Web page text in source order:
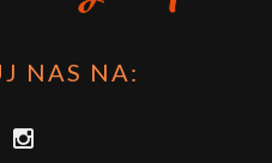
NAS NA: